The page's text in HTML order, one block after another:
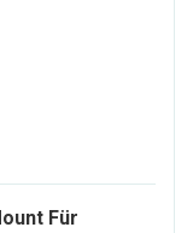
Für